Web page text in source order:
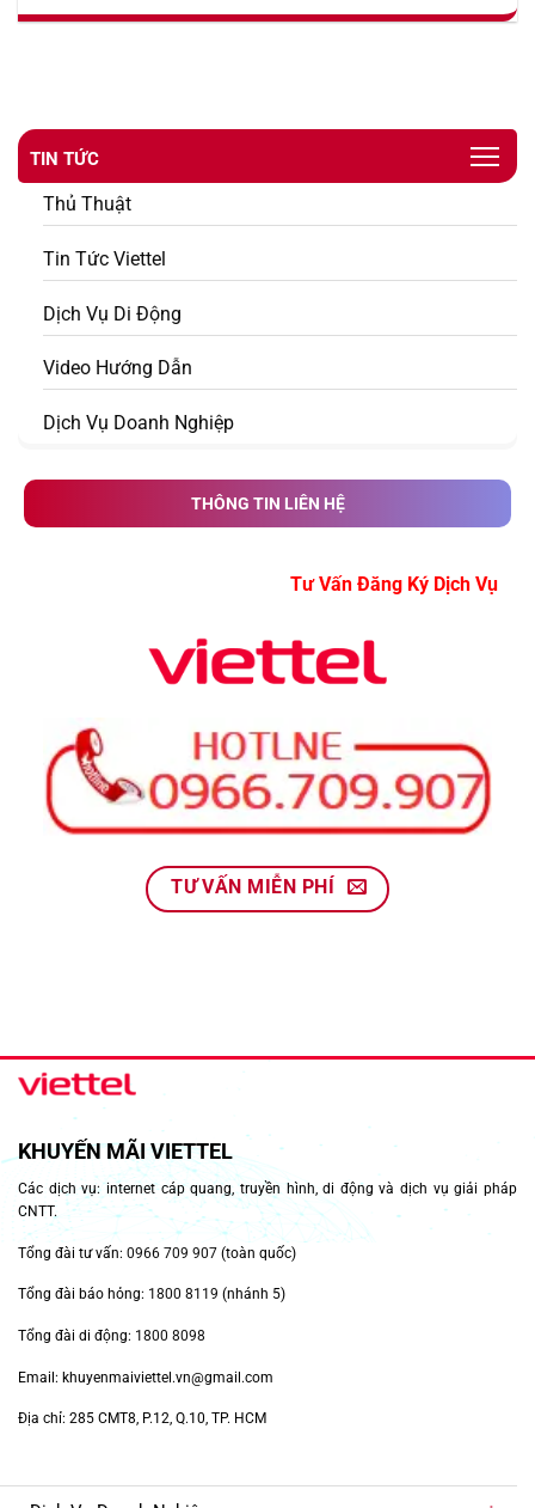
TIN TỨC
Thủ Thuật
Tin Tức Viettel
Dịch Vụ Di Động
Video Hướng Dẫn
Dịch Vụ Doanh Nghiệp
THÔNG TIN LIÊN HỆ
Tư Vấn Đăng Ký Dịch
TƯ VẤN MIỄN PHÍ
KHUYẾN MÃI VIETTEL
Các dịch vụ: internet cáp quang, truyền hình, di động và dịch vụ giải pháp
CNTT.
Tổng đài tư vấn: 0966 709 907 (toàn quốc)
Tổng đài báo hỏng: 1800 8119 (nhánh 5)
Tổng đài di động: 1800 8098
Email: khuyenmaiviettel.vn@gmail.com
Địa chỉ: 285 CMT8, P.12, Q.10, TP. HCM